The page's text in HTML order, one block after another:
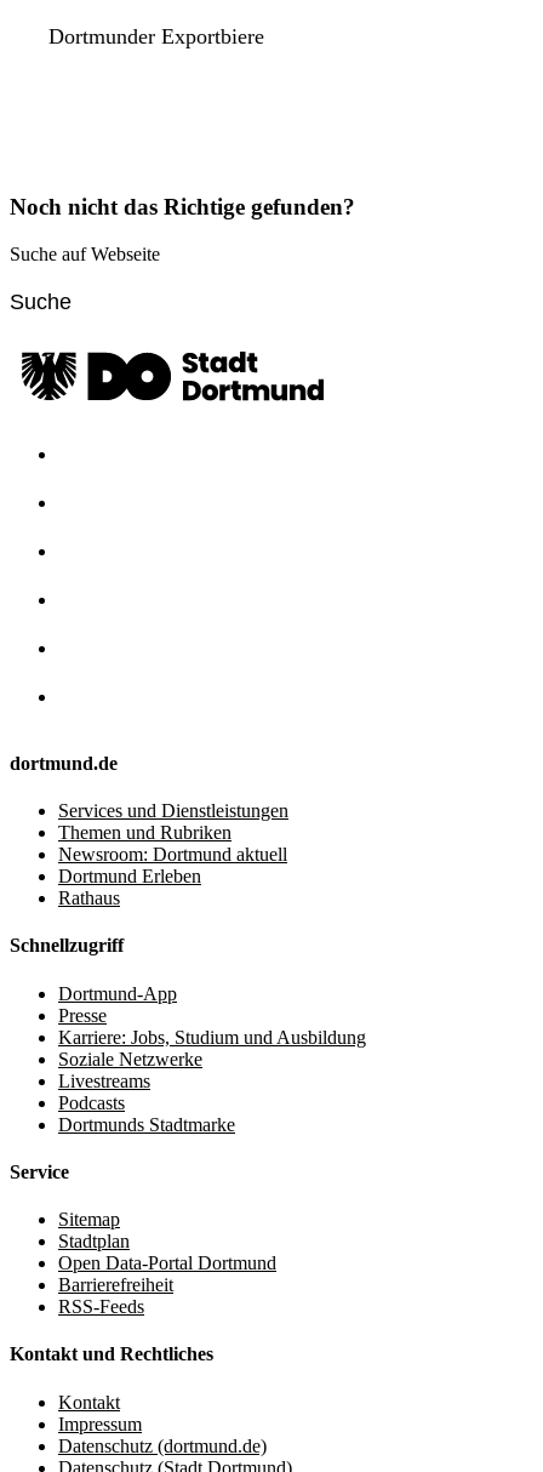
Dortmunder Exportbiere
Noch nicht das Richtige gefunden?
Suche auf Webseite
dortmund.de
Services und Dienstleistungen
Themen und Rubriken
Newsroom: Dortmund aktuell
Dortmund Erleben
Rathaus
Schnellzugriff
Dortmund-App
Presse
Karriere: Jobs, Studium und Ausbildung
Soziale Netzwerke
Livestreams
Podcasts
Dortmunds Stadtmarke
Service
Sitemap
Stadtplan
Open Data-Portal Dortmund
Barrierefreiheit
RSS-Feeds
Kontakt und Rechtliches
Kontakt
Impressum
Datenschutz (dortmund.de)
Datenschutz (Stadt Dortmund)